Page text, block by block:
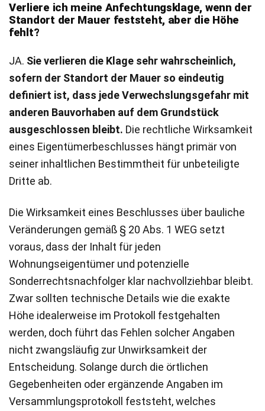
Verliere ich meine Anfechtungsklage, wenn der
Standort der Mauer feststeht, aber die Höhe
fehlt?
JA. Sie verlieren die Klage sehr wahrscheinlich,
sofern der Standort der Mauer so eindeutig
definiert ist, dass jede Verwechslungsgefahr mit
anderen Bauvorhaben auf dem Grundstück
ausgeschlossen bleibt. Die rechtliche Wirksamkeit
eines Eigentümerbeschlusses hängt primär von
seiner inhaltlichen Bestimmtheit für unbeteiligte
Dritte ab.
Die Wirksamkeit eines Beschlusses über bauliche
Veränderungen gemäß § 20 Abs. 1 WEG setzt
voraus, dass der Inhalt für jeden
Wohnungseigentümer und potenzielle
Sonderrechtsnachfolger klar nachvollziehbar bleibt.
Zwar sollten technische Details wie die exakte
Höhe idealerweise im Protokoll festgehalten
werden, doch führt das Fehlen solcher Angaben
nicht zwangsläufig zur Unwirksamkeit der
Entscheidung. Solange durch die örtlichen
Gegebenheiten oder ergänzende Angaben im
Versammlungsprotokoll feststeht, welches